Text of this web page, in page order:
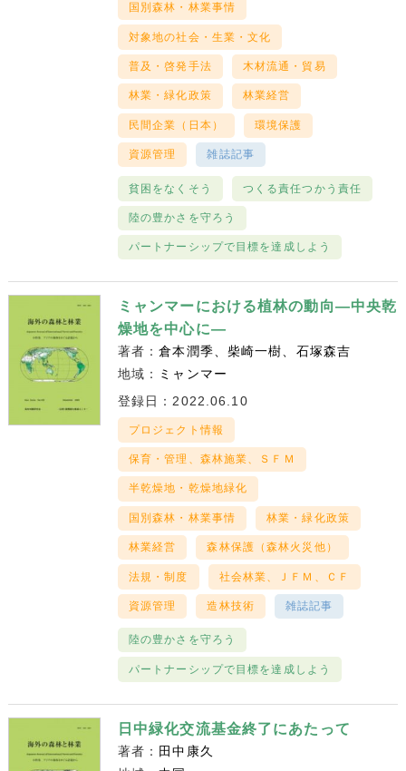
国別森林・林業事情
対象地の社会・生業・文化
普及・啓発手法 木材流通・貿易
林業・緑化政策 林業経営
民間企業（日本） 環境保護
資源管理 雑誌記事
貧困をなくそう つくる責任つかう責任
陸の豊かさを守ろう
パートナーシップで目標を達成しよう
ミャンマーにおける植林の動向―中央乾
燥地を中心に―
著者：倉本潤季 柴崎一樹
石塚森吉
地域：
ミャンマー
登録日：2022.06.10
プロジェクト情報
保育・管理、森林施業、ＳＦＭ
半乾燥地・乾燥地緑化
国別森林・林業事情 林業・緑化政策
林業経営 森林保護（森林火災他）
法規・制度 社会林業、ＪＦＭ、ＣＦ
資源管理 造林技術 雑誌記事
陸の豊かさを守ろう
パートナーシップで目標を達成しよう
日中緑化交流基金終了にあたって
著者： 田中康久